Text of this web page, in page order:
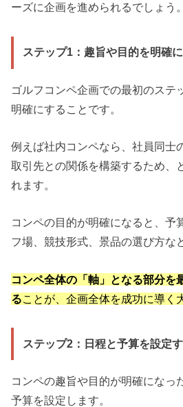
ーズに企画を進められるでしょう。
ステップ1：趣旨や目的を明確
ゴルフコンペ企画での最初のステ
明確にすることです。
例えば社内コンペなら、社員同士
取引先との関係を構築するため、
れます。
コンペの目的が明確になると、予
フ場、競技形式、景品の選び方な
コンペ全体の「軸」となる部分を
ることが、企画全体を成功に導く
ステップ2：日程と予算を設定
コンペの趣旨や目的が明確になっ
予算を設定します。